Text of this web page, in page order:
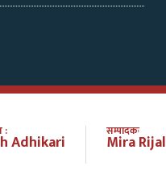
: Adhikari सम्पादकः
Mira Rijal